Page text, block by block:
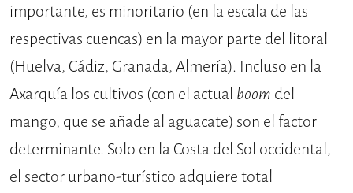
importante, es minoritario (en la escala de las
respectivas cuencas) en la mayor parte del litoral
(Huelva, Cádiz, Granada, Almería). Incluso en la
Axarquía los cultivos (con el actual boom del
mango, que se añade al aguacate) son el factor
determinante. Solo en la Costa del Sol occidental,
el sector urbano-turístico adquiere total